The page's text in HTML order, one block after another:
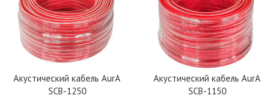
Акустический кабель AurA
SCB-1250
Акустический кабель AurA
SCB-1150